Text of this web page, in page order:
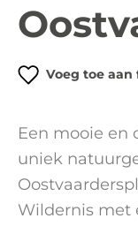
Voeg toe aan
Een mooie en
uniek
Wildernis met